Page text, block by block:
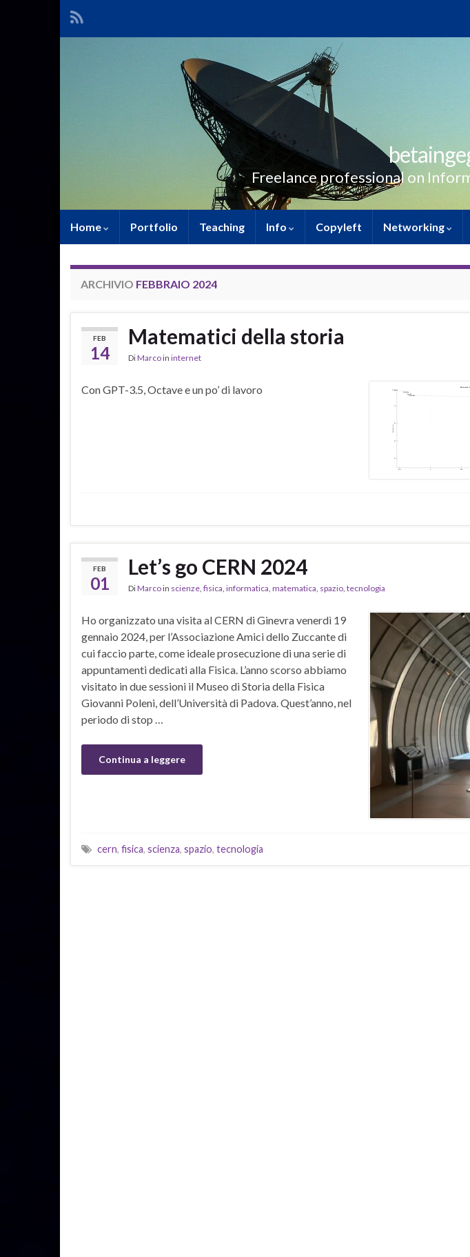
Freelance professional on
Home Portfolio Teaching Info Copyleft Networking
ARCHIVIO FEBBRAIO 2024
FEB
14
Matematici della storia
DiMarcoin internet
Con GPT-3.5, Octave e un po’ di lavoro
FEB
01
Let’s go CERN 2024
DiMarcoin scienze fisica informatica matematica spazio tecnologia
Ho organizzato una visita al CERN di Ginevra venerdì 19
gennaio 2024, per l’Associazione Amici dello Zuccante di
cui faccio parte, come ideale prosecuzione di una serie di
appuntamenti dedicati alla Fisica. L’anno scorso abbiamo
visitato in due sessioni il Museo di Storia della Fisica
Giovanni Poleni, dell’Università di Padova. Quest’anno, nel
periodo di stop …
Continua a leggere
cern, fisica, scienza, spazio, tecnologia